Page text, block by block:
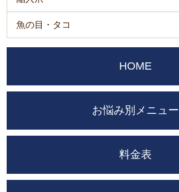
魚の目・タコ
HOME
お悩み別メニュー
料金表